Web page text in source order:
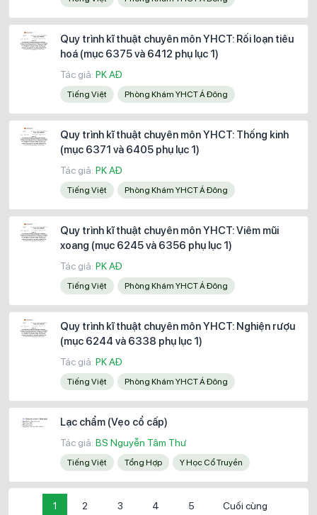
Quy trình kĩ thuật chuyên môn YHCT: Rối loạn tiêu
hoá (mục 6375 và 6412 phụ lục 1)
Tác giả: PK AĐ
Tiếng Việt Phòng Khám YHCT Á Đông
Quy trình kĩ thuật chuyên môn YHCT: Thống kinh
(mục 6371 và 6405 phụ lục 1)
Tác giả: PK AĐ
Tiếng Việt Phòng Khám YHCT Á Đông
Quy trình kĩ thuật chuyên môn YHCT: Viêm mũi
xoang (mục 6245 và 6356 phụ lục 1)
Tác giả: PK AĐ
Tiếng Việt Phòng Khám YHCT Á Đông
Quy trình kĩ thuật chuyên môn YHCT: Nghiện rượu
(mục 6244 và 6338 phụ lục 1)
Tác giả: PK AĐ
Tiếng Việt Phòng Khám YHCT Á Đông
Lạc chẩm (Vẹo cổ cấp)
Tác giả: BS Nguyễn Tâm Thư
Tiếng Việt Tổng Hợp Y Học Cổ Truyền
1 2 3 4 5 Cuối cùng